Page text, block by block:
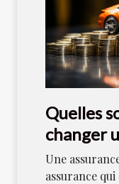
Quelles
changer
Une
assurance